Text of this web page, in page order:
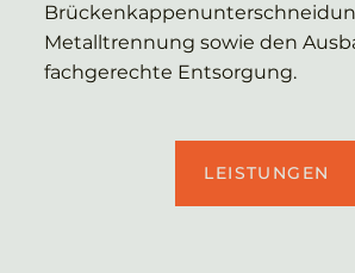
Metalltrennung sowie den
fachgerechte Entsorgung.
LEISTUNGEN